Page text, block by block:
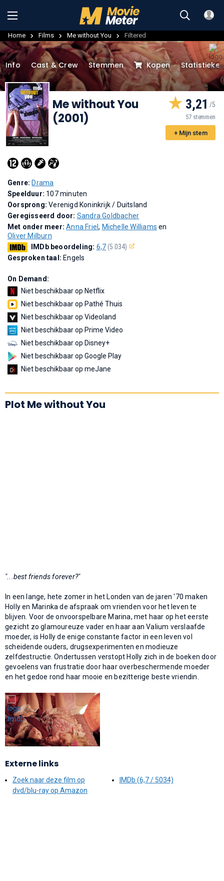
Home Films Me without You Filtered
Info Cast & Crew Stemmen Kopen
Me without You
(2001)
3,21
57 stemmen
+ Mijn stem
Genre: Drama
Speelduur: 107 minuten
Oorsprong:Verenigd Koninkrijk / Duitsland
Geregisseerd door: Sandra Goldbacher
Met onder meer:Anna Friel, Michelle Williams en
Oliver Milburn
IMDb beoordeling: 6,7(5.034)
Gesproken taal: Engels
On Demand:
Niet beschikbaar op Netflix
Niet beschikbaar op Pathé Thuis
Niet beschikbaar op Videoland
Niet beschikbaar op Prime Video
Niet beschikbaar op Disney+
Niet beschikbaar op Google Play
Niet beschikbaar op meJane
Plot Me without You
"...best friends forever?"
In een lange, hete zomer in het Londen van de jaren '70 maken
Holly en Marinka de afspraak om vrienden voor het leven te
blijven. Voor de onvoorspelbare Marina, met haar op het eerste
gezicht zo glamoureuze vader en haar aan Valium verslaafde
moeder, is Holly de enige constante factor in een leven vol
scheidende ouders, drugsexperimenten en modieuze
zelfdestructie. Ondertussen verstopt Holly zich in de boeken door
gevoelens van frustratie door haar overbeschermende moeder
en het gedoe rond haar mooie en bezitterige beste vriendin.
Externe links
Zoek naar deze film op
dvd/blu-ray op Amazon
IMDb (6,7 / 5034)